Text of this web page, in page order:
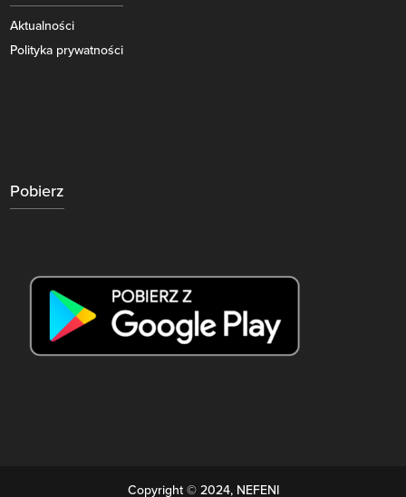
Aktualności
Polityka prywatności
Pobierz
Copyright © 2024, NEFENI